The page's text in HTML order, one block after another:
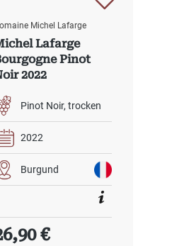
Michel Lafarge
Lafarge
Pinot
2022
Pinot Noir trocken
2022
Burgund
Preis:
€